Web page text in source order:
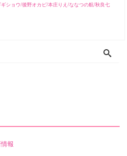
ショウ/後野オカピ/本庄りえ/ななつの航/秋良七
報